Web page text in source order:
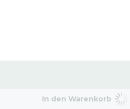
In den Warenkorb